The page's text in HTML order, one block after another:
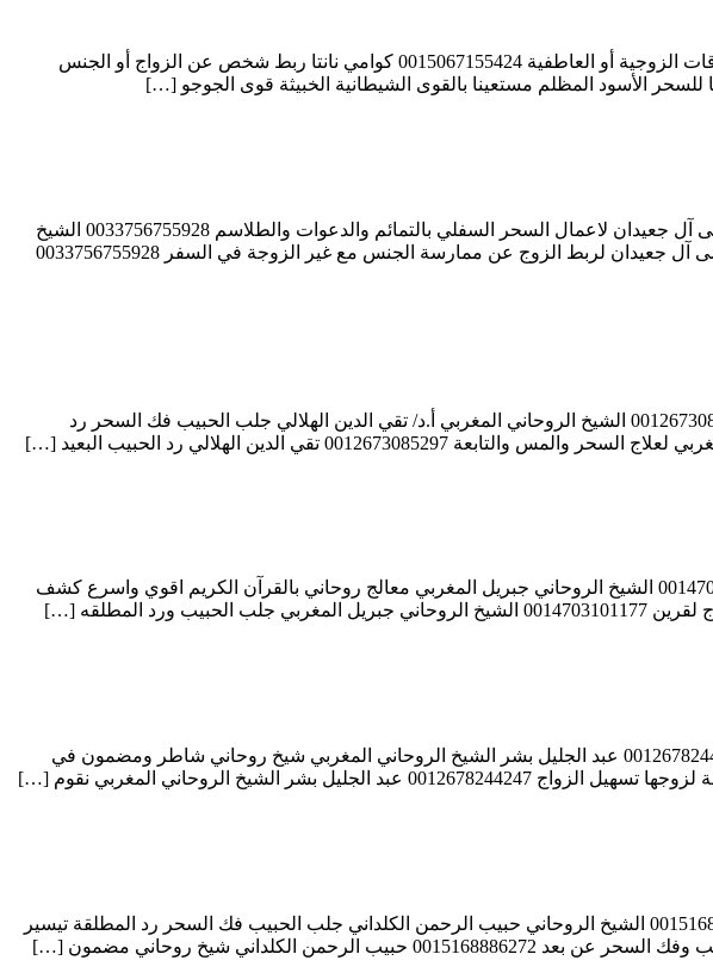
كوامي نانتا عمل سحر لجعل شخص يحبّ شخصاً آخر أو يعود بعد الفراق 0015067155424 كوامي نانتا التأثير على العلاقات الزوجية أو العاطفية 0015067155424 كوامي نانتا ربط شخص عن الزواج أو الجنس
الشيخ الروحاني الشيعي موسى آل جعيدان علاج وعمل السحر السفلي الاسود 0033756755928 الشيخ الروحاني موسى آل جعيدان لاعمال السحر السفلي بالتمائم والدعوات والطلاسم 0033756755928 الشيخ
الروحاني موسى آل جعيدان استخدام ملوك الجان لتنزيل الاموال لمن يستحقها 0033756755928 الشيخ الروحاني موسى آل جعيدان لربط الزوج عن ممارسة الجنس مع غير الزوجة في السفر 0033756755928
المعالج الروحاني المغربي أ.د/ تقي الدين الهلالي شيخ روحاني لجلب الحبيب حل الخلافات الزوجية ولفك السحر 0012673085297 الشيخ الروحاني المغربي أ.د/ تقي الدين الهلالي جلب الحبيب فك السحر رد
الشيخ الروحاني جبريل المغربي جلب الحبيب فك السحر رد المطلقة رد الزوج الهاجر والنافر خواتم روحانية 0014703101177 الشيخ الروحاني جبريل المغربي معالج روحاني بالقرآن الكريم اقوي واسرع كشف
عبد الجليل بشر الشيخ الروحاني المغربي حل الخلافات بين الزوجين رد الحبيب النافر تسهيل زواج البنت العانس 0012678244247 عبد الجليل بشر الشيخ الروحاني المغربي شيخ روحاني شاطر ومضمون في
حبيب الرحمن الكلداني جلب الحبيب رد مطلقة حل الخلافات الزوجية و مشاكل العمل سلب الطاعة والارادة 0015168886272 الشيخ الروحاني حبيب الرحمن الكلداني جلب الحبيب فك السحر رد المطلقة تيسير